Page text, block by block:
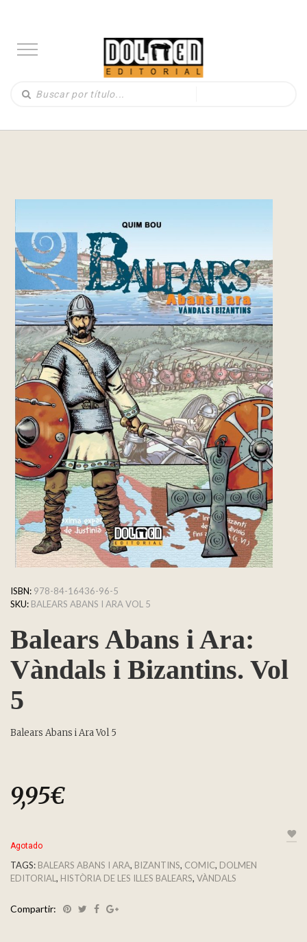
ISBN: 978-84-16436-96-5
SKU: BALEARS ABANS I ARA VOL 5
Balears Abans i Ara:
Vàndals i Bizantins. Vol
5
Balears Abans i Ara Vol 5
9,95€
Agotado
TAGS: BALEARS ABANS I ARA, BIZANTINS, COMIC, DOLMEN
EDITORIAL , HISTÒRIA DE LES ILLES BALEARS, VÀNDALS
Compartir: